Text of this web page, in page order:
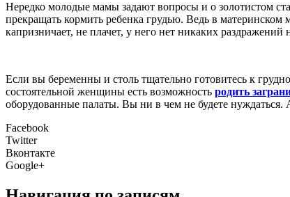
Нередко молодые мамы задают вопросы и о золотистом
прекращать кормить ребенка грудью. Ведь в
капризничает, не плачет, у него нет никаких
Если вы беременны и столь тщательно готовитесь к
состоятельной женщины есть возможность родить
оборудованные палаты. Вы ни в чем не будете нуждаться.
Facebook
Twitter
Вконтакте
Google+